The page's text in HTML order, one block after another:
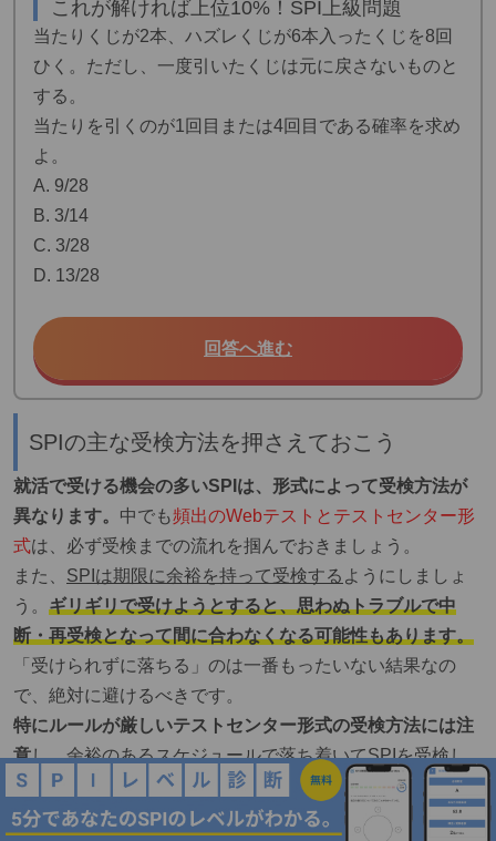
これが解ければ上位10%！SPI上級問題
当たりくじが2本、ハズレくじが6本入ったくじを8回
ひく。ただし、一度引いたくじは元に戻さないものと
する。
当たりを引くのが1回目または4回目である確率を求め
よ。
A. 9/28
B. 3/14
C. 3/28
D. 13/28
回答へ進む
SPIの主な受検方法を押さえておこう
就活で受ける機会の多いSPIは、形式によって受検方法が
異なります。 中でも頻出のWebテストとテストセンター形
式は、必ず受検までの流れを掴んでおきましょう。
また、 SPIは期限に余裕を持って受検する ようにしましょ
う。 ギリギリで受けようとすると、思わぬトラブルで中
断・再受検となって間に合わなくなる可能性もあります。
「受けられずに落ちる」のは一番もったいない結果なの
で、絶対に避けるべきです。
特にルールが厳しいテストセンター形式の受検方法には注
意し、余裕のあるスケジュールで落ち着いてSPIを受検し
ましょう。